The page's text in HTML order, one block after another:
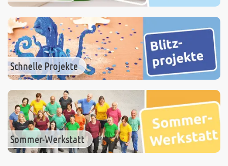
Schnelle Projekte
Sommer-Werkstatt